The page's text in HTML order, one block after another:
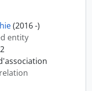
(2016 -)
entity